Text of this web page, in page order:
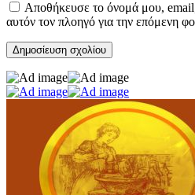
Αποθήκευσε το όνομά μου,
αυτόν τον πλοηγό για την επόμενη